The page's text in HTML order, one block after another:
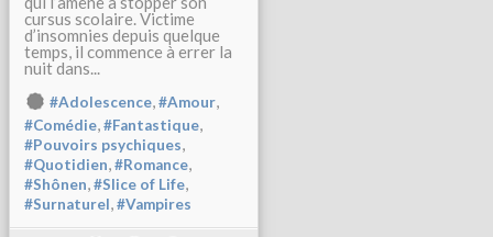
cursus scolaire. Victime
d’insomnies depuis quelque
temps, il commence à errer la
nuit dans...
#Adolescence,#Amour,
#Comédie,#Fantastique,
#Pouvoirs psychiques,
#Quotidien,#Romance,
#Shônen,#Slice of Life,
#Surnaturel,#Vampires